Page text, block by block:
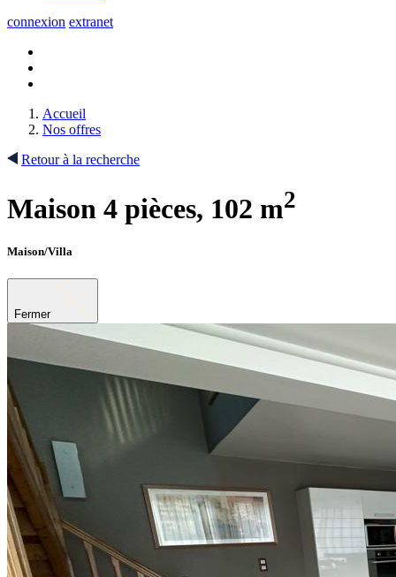
connexion extranet
Accueil
Nos offres
Retour à la recherche
Maison 4 pièces, 102 m2
Maison/Villa
Fermer